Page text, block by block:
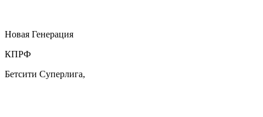
Новая Генерация
КПРФ
Бетсити Суперлига,